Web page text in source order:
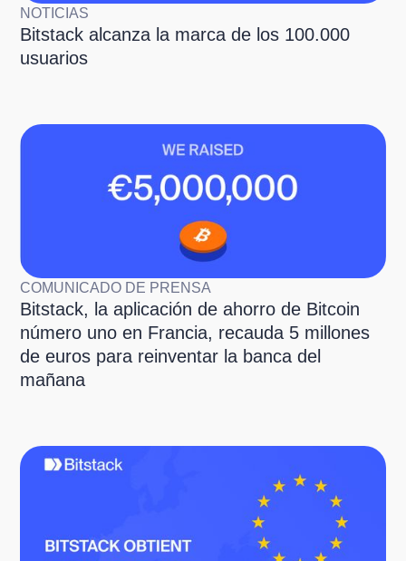
NOTICIAS
Bitstack alcanza la marca de los 100.000
usuarios
COMUNICADO DE PRENSA
Bitstack, la aplicación de ahorro de Bitcoin
número uno en Francia, recauda 5 millones
de euros para reinventar la banca del
mañana